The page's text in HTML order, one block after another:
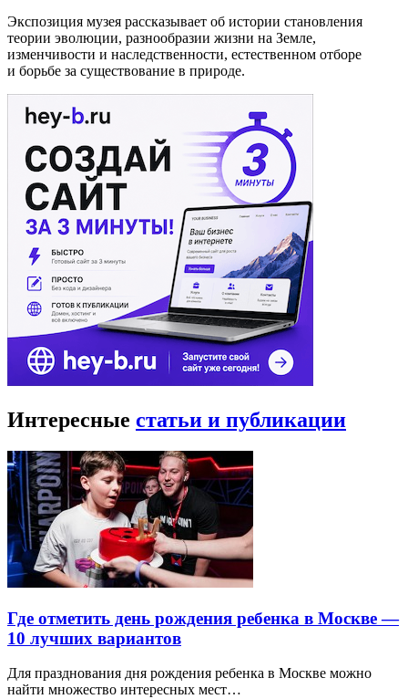
Экспозиция музея рассказывает об истории становления
теории эволюции, разнообразии жизни на Земле,
изменчивости и наследственности, естественном отборе
и борьбе за существование в природе.
Интересные статьи и публикации
Где отметить день рождения ребенка в Москве —
10 лучших вариантов
Для празднования дня рождения ребенка в Москве можно
найти множество интересных мест…